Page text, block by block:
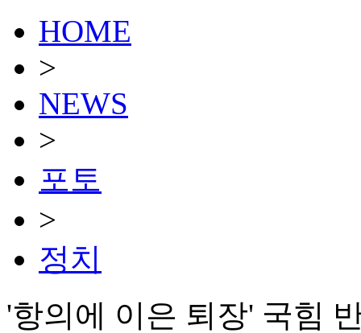
HOME
>
NEWS
>
포토
>
정치
'항의에 이은 퇴장' 국힘